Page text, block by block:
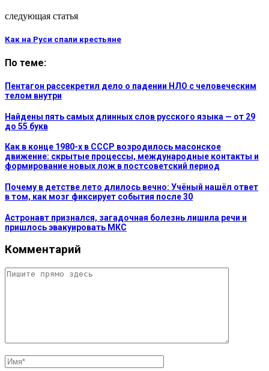
следующая статья
Как на Руси спали крестьяне
По теме:
Пентагон рассекретил дело о падении НЛО с человеческим
телом внутри
Найдены пять самых длинных слов русского языка — от 29
до 55 букв
Как в конце 1980-х в СССР возродилось масонское
движение: скрытые процессы, международные контакты и
формирование новых лож в постсоветский период
Почему в детстве лето длилось вечно: Учёный нашёл ответ
в том, как мозг фиксирует события после 30
Астронавт признался, загадочная болезнь лишила речи и
пришлось эвакуировать МКС
Комментарий